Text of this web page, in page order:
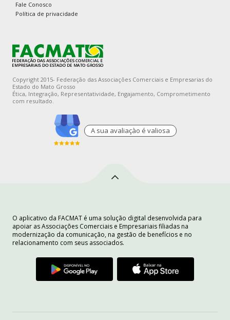
Fale Conosco
Política de privacidade
Copyright 2015- Federação das Associações Comerciais e Empresarias do
Estado do Mato Grosso
Ética, Integração, Representatividade, Engajamento, Comprometimento
com resultado.
A sua avaliaçào é valiosa
O aplicativo da FACMAT é uma solução digital desenvolvida para
apoiar as Associações Comerciais e Empresariais filiadas na
modernização da comunicação, na gestão de benefícios e no
relacionamento com seus associados.